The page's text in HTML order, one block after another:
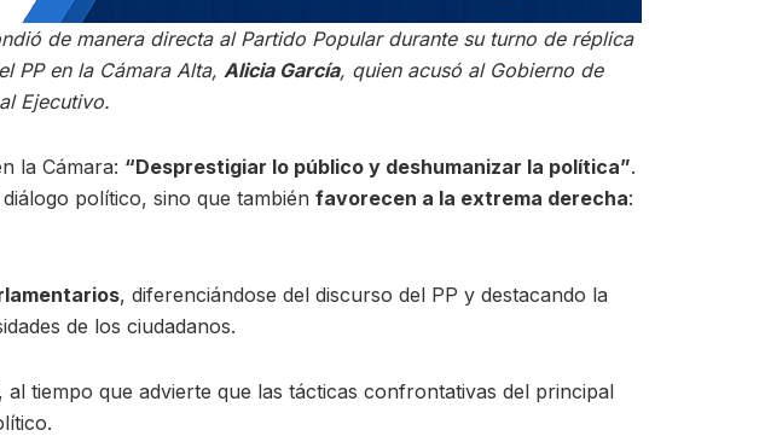
de manera directa al Partido Popular durante su turno de réplica
PP en la Cámara Alta, Alicia García, quien acusó al Gobierno de
Ejecutivo.
la Cámara: “Desprestigiar lo público y deshumanizar la política”.
político, sino que también favorecen a la extrema derecha:
, diferenciándose del discurso del PP y destacando la
de los ciudadanos.
tiempo que advierte que las tácticas confrontativas del principal